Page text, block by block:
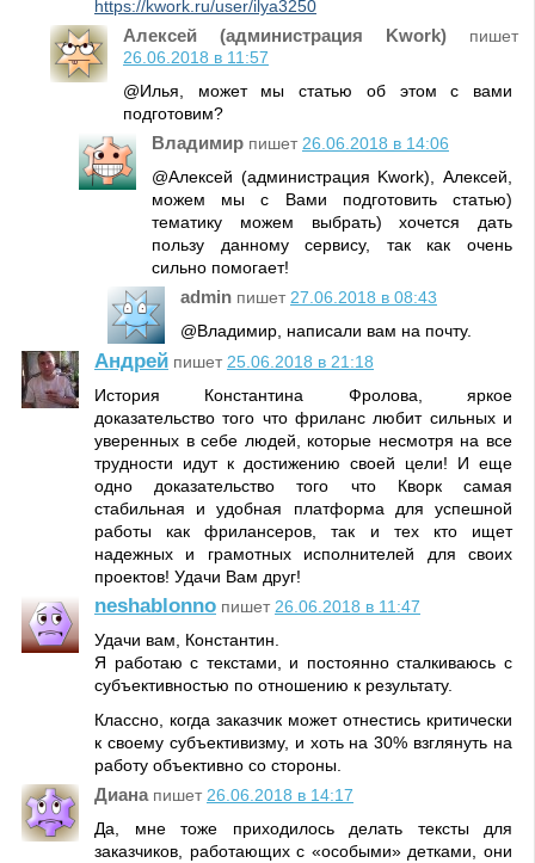
https://kwork.ru/user/ilya3250
Алексей (администрация Kwork) пишет
26.06.2018 в 11:57
@Илья, может мы статью об этом с вами
подготовим?
Владимир пишет 26.06.2018 в 14:06
@Алексей (администрация Kwork), Алексей,
можем мы с Вами подготовить статью)
тематику можем выбрать) хочется дать
пользу данному сервису, так как очень
сильно помогает!
admin пишет 27.06.2018 в 08:43
@Владимир, написали вам на почту.
Андрей пишет 25.06.2018 в 21:18
История Константина Фролова, яркое
доказательство того что фриланс любит сильных и
уверенных в себе людей, которые несмотря на все
трудности идут к достижению своей цели! И еще
одно доказательство того что Кворк самая
стабильная и удобная платформа для успешной
работы как фрилансеров, так и тех кто ищет
надежных и грамотных исполнителей для своих
проектов! Удачи Вам друг!
neshablonno пишет 26.06.2018 в 11:47
Удачи вам, Константин.
Я работаю с текстами, и постоянно сталкиваюсь с
субъективностью по отношению к результату.
Классно, когда заказчик может отнестись критически
к своему субъективизму, и хоть на 30% взглянуть на
работу объективно со стороны.
Дианапишет 26.06.2018 в 14:17
Да, мне тоже приходилось делать тексты для
заказчиков, работающих с «особыми» детками, они